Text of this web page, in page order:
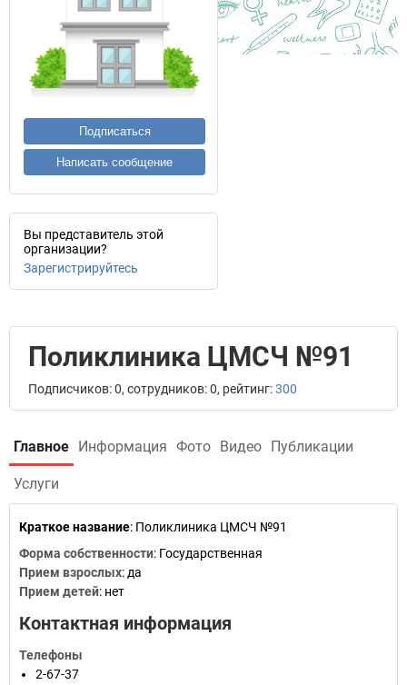
Подписаться
Написать сообщение
Вы представитель этой
организации?
Зарегистрируйтесь
Поликлиника ЦМСЧ №91
Подписчиков: 0, сотрудников: 0, рейтинг:300
Главное Информация Фото Видео Публикации
Услуги
Краткое название: Поликлиника ЦМСЧ №91
Форма собственности: Государственная
Прием взрослых: да
Прием детей: нет
Контактная информация
Телефоны
2-67-37